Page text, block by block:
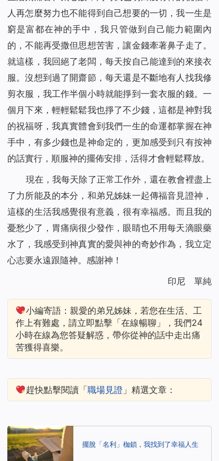
人再怎麼努力也不能得到自己想要的一切，我一生是
窮是富都在神的手中，我只管做到自己能力範圍內
的，不能再受撒但思想苦害，讓金錢牽著鼻子走了。
就這樣，我回絕了老闆，每天按自己能達到的來接衣
服。沒想到過了開齋節，每天還是不斷地有人找我修
剪衣服，我工作半個小時就能掙到一套衣服的錢。一
個月下來，輕輕鬆鬆我也掙了不少錢，這都是神對我
的祝福呀，我真實體會到我們一生的命運都掌握在神
手中，有多少錢也是神命定的，更加感受到只有按神
的話實行，順服神的擺佈安排，活得才會輕鬆釋放。
現在，我每天除了正常工作外，還在教會裡盡上
了力所能及的本分，和弟兄姊妹一起傳福音見證神，
這樣的生活我感覺很有意義，很有幸福感。而且我的
憂愁少了，胃痛病很少發作，眼睛也不用每天滴眼藥
水了，我感受到神真實的愛與神的奇妙作為，我立定
心志要永遠跟隨神。感謝神！
印尼 單純
小編寄語：親愛的弟兄姊妹，若您在生活、工
作上有難處，請立即點擊「在線暢聊」，我們24
小時在線為您答疑解惑，帶你從神的話中走出痛
苦獲得喜樂。
趕快點擊閱讀「 職場見證 」 精選文章：
擺脫「名利」枷鎖，我找到了幸福人生